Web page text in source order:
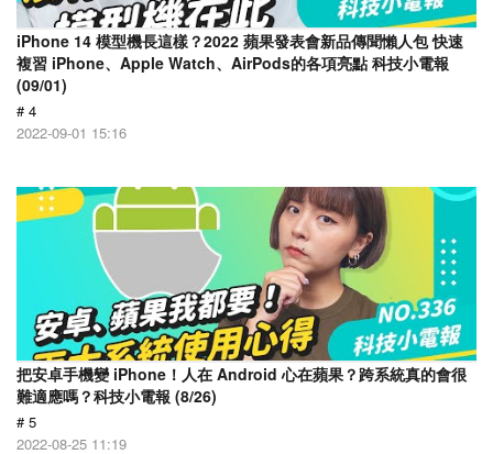
iPhone 14 模型機長這樣？2022 蘋果發表會新品傳聞懶人包 快速
複習 iPhone、Apple Watch、AirPods的各項亮點 科技小電報
(09/01)
# 4
2022-09-01 15:16
把安卓手機變 iPhone！人在 Android 心在蘋果？跨系統真的會很
難適應嗎？科技小電報 (8/26)
# 5
2022-08-25 11:19